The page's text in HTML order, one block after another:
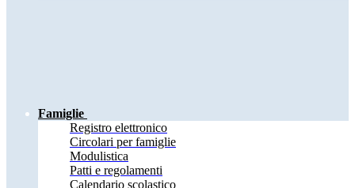
Famiglie
Registro elettronico
Circolari per famiglie
Modulistica
Patti e regolamenti
Calendario scolastico